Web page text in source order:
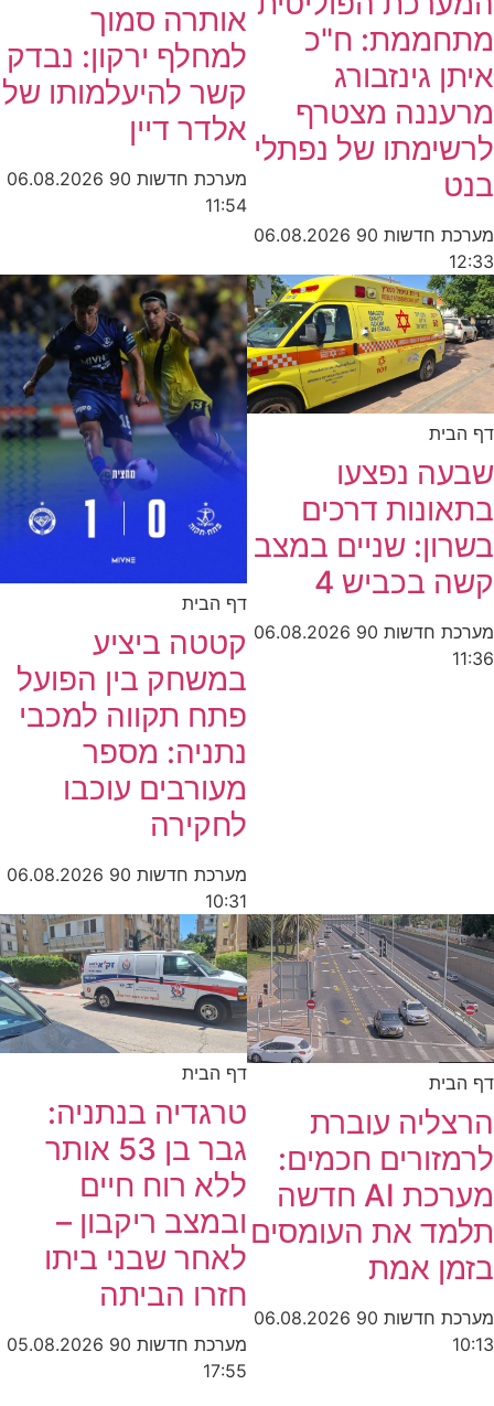
מתחממת: ח"כ
איתן גינזבורג
מרעננה מצטרף
לרשימתו של נפתלי
בנט
מערכת חדשות 90
06.08.2026
12:33
אותרה סמוך
למחלף ירקון: נבדק
קשר להיעלמותו של
אלדר דיין
מערכת חדשות 90
06.08.2026
11:54
דף הבית
שבעה נפצעו
בתאונות דרכים
בשרון: שניים במצב
קשה בכביש 4
מערכת חדשות 90
06.08.2026
11:36
דף הבית
קטטה ביציע
במשחק בין הפועל
פתח תקווה למכבי
נתניה: מספר
מעורבים עוכבו
לחקירה
מערכת חדשות 90
06.08.2026
10:31
דף הבית
הרצליה עוברת
לרמזורים חכמים:
מערכת AI חדשה
תלמד את העומסים
בזמן אמת
מערכת חדשות 90
06.08.2026
10:13
דף הבית
טרגדיה בנתניה:
גבר בן 53 אותר
ללא רוח חיים
ובמצב ריקבון –
לאחר שבני ביתו
חזרו הביתה
מערכת חדשות 90
05.08.2026
17:55